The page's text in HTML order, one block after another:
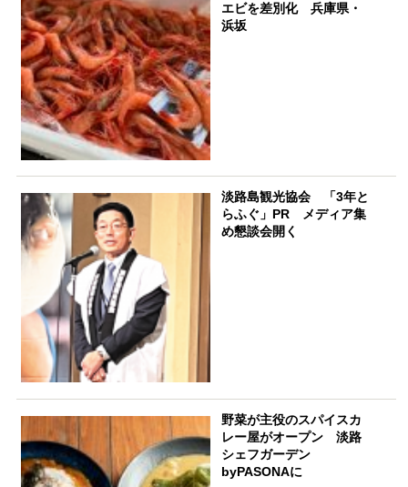
エビを差別化 兵庫県・
浜坂
淡路島観光協会 「3年と
らふぐ」PR メディア集
め懇談会開く
野菜が主役のスパイスカ
レー屋がオープン 淡路
シェフガーデン
byPASONAに